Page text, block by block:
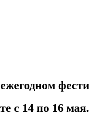
с 14 по 16 мая.